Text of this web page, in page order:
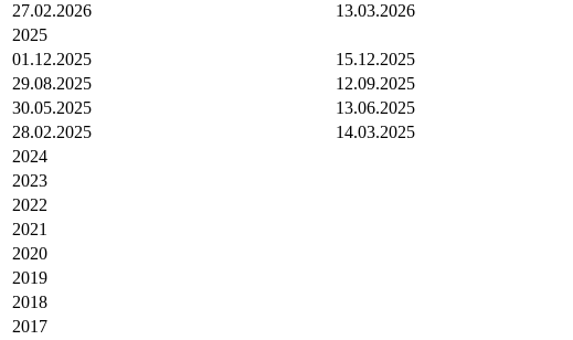
27.02.2026
13.03.2026
2025
01.12.2025
15.12.2025
29.08.2025
12.09.2025
30.05.2025
13.06.2025
28.02.2025
14.03.2025
2024
2023
2022
2021
2020
2019
2018
2017